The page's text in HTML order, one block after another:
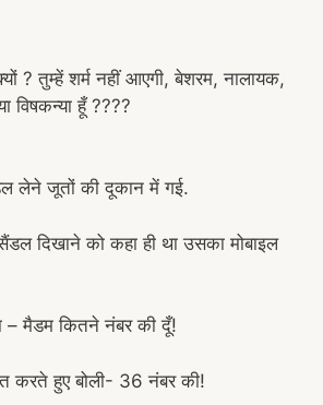
? तुम्हें शर्म नहीं आएगी, बेशरम, नालायक,
विषकन्या हूँ ????
लेने जूतों की दूकान में गई.
दिखाने को कहा ही था उसका मोबाइल
– मैडम कितने नंबर की दूँ!
करते हुए बोली- 36 नंबर की!